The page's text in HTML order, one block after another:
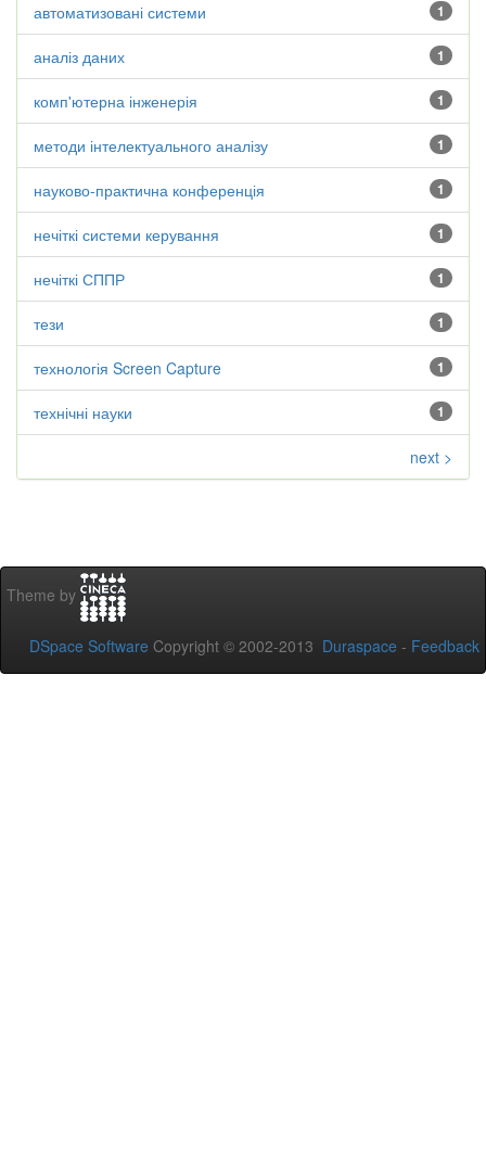
1
автоматизовані системи
1
аналіз даних
1
комп'ютерна інженерія
1
методи інтелектуального аналізу
1
науково-практична конференція
1
нечіткі системи керування
1
нечіткі СППР
1
тези
1
технологія Screen Capture
1
технічні науки
next >
Theme by
DSpace Software Copyright © 2002-2013 Duraspace - Feedback